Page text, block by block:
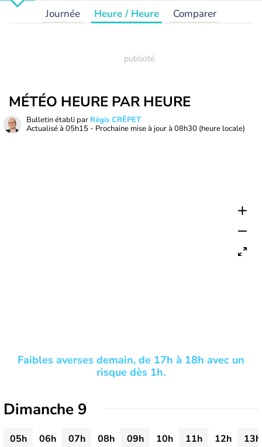
Journée Heure / Heure Comparer
MÉTÉO HEURE PAR HEURE
Bulletin établi par Régis CRÊPET
Actualisé à 05h15 - Prochaine mise à jour à 08h30 (heure locale)
Faibles averses demain, de 17h à 18h avec un
risque dès 1h.
Dimanche 9
05h 06h 07h 08h 09h 10h 11h 12h
13h